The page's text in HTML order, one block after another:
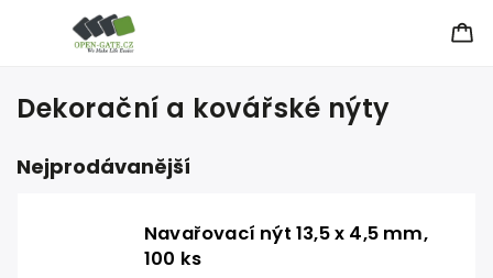
Dekorační a kovářské nýty
Nejprodávanější
Navařovací nýt 13,5 x 4,5 mm,
100 ks